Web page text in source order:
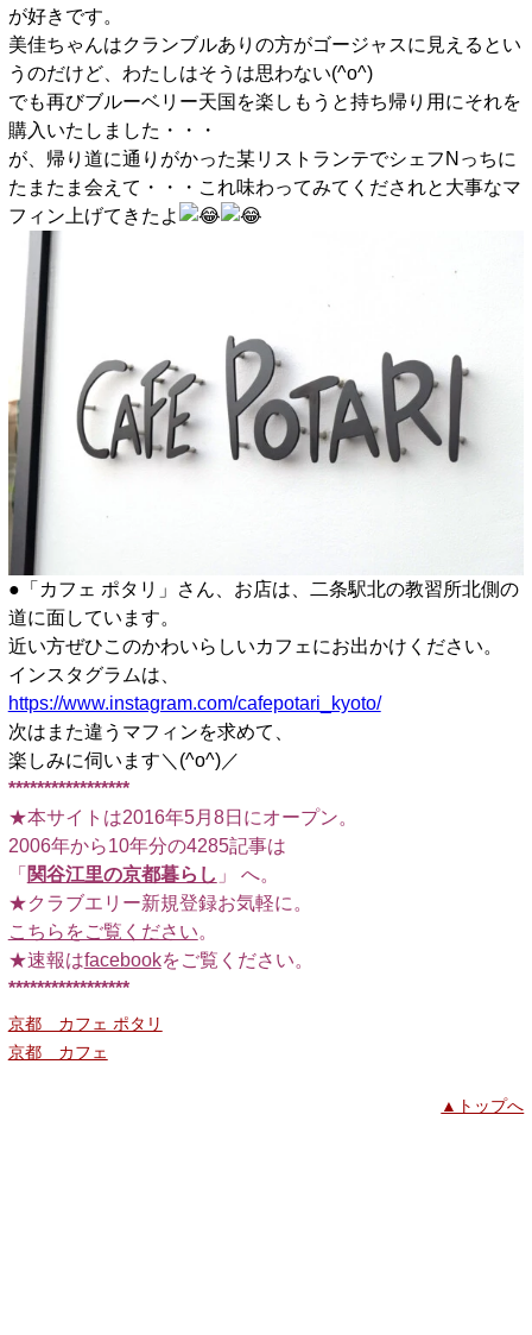
が好きです。
美佳ちゃんはクランブルありの方がゴージャスに見えるとい
うのだけど、わたしはそうは思わない(^o^)
でも再びブルーベリー天国を楽しもうと持ち帰り用にそれを
購入いたしました・・・
が、帰り道に通りがかった某リストランテでシェフNっちに
たまたま会えて・・・これ味わってみてくだされと大事なマ
フィン上げてきたよ
●「カフェ ポタリ」さん、お店は、二条駅北の教習所北側の
道に面しています。
近い方ぜひこのかわいらしいカフェにお出かけください。
インスタグラムは、
https://www.instagram.com/cafepotari_kyoto/
次はまた違うマフィンを求めて、
楽しみに伺います＼(^o^)／
*****************
★本サイトは2016年5月8日にオープン。
2006年から10年分の4285記事は
「 関谷江里の京都暮らし 」 へ。
★クラブエリー新規登録お気軽に。
こちらをご覧ください。
★速報はfacebookをご覧ください。
*****************
京都 カフェ ポタリ
京都 カフェ
▲トップへ